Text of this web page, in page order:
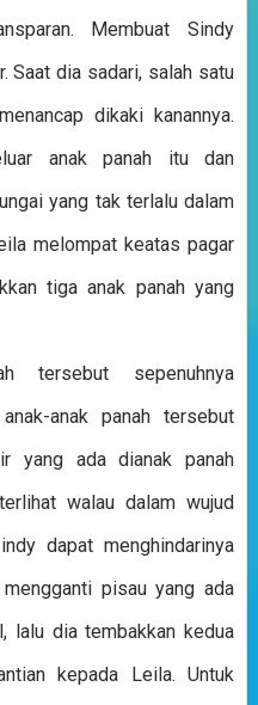
Membuat Sindy
Saat dia sadari, salah satu
dikaki kanannya.
anak panah itu dan
yang tak terlalu dalam
melompat keatas pagar
tiga anak panah yang
tersebut sepenuhnya
anak panah tersebut
yang ada dianak panah
walau dalam wujud
dapat menghindarinya
pisau yang ada
lalu dia tembakkan kedua
kepada Leila. Untuk